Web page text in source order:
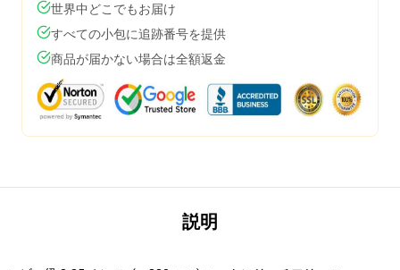
世界中どこでもお届け
すべての小包に追跡番号を提供
商品が届かない場合は全額返金
説明